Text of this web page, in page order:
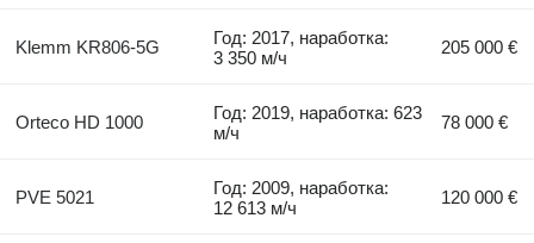
Klemm KR806-5G
Год: 2017, наработка:
3 350 м/ч
205 000 €
Orteco HD 1000
Год: 2019, наработка: 623
м/ч
78 000 €
PVE 5021
Год: 2009, наработка:
12 613 м/ч
120 000 €